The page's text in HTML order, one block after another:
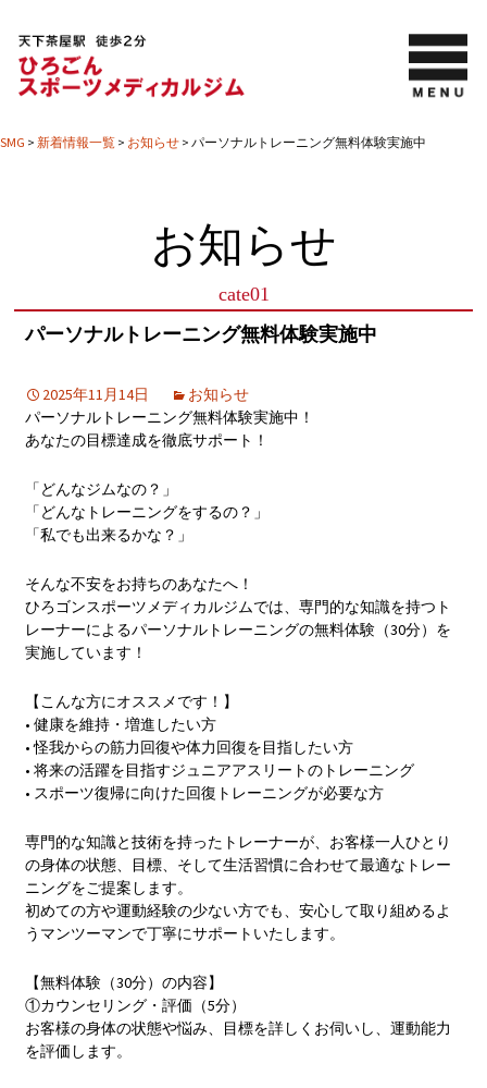
SMG > 新着情報一覧 > お知らせ > パーソナルトレーニング無料体験実施中
お知らせ
cate01
パーソナルトレーニング無料体験実施中
2025年11月14日
お知らせ
パーソナルトレーニング無料体験実施中！
あなたの目標達成を徹底サポート！
「どんなジムなの？」
「どんなトレーニングをするの？」
「私でも出来るかな？」
そんな不安をお持ちのあなたへ！
ひろゴンスポーツメディカルジムでは、専門的な知識を持つト
レーナーによるパーソナルトレーニングの無料体験（30分）を
実施しています！
【こんな方にオススメです！】
• 健康を維持・増進したい方
• 怪我からの筋力回復や体力回復を目指したい方
• 将来の活躍を目指すジュニアアスリートのトレーニング
• スポーツ復帰に向けた回復トレーニングが必要な方
専門的な知識と技術を持ったトレーナーが、お客様一人ひとり
の身体の状態、目標、そして生活習慣に合わせて最適なトレー
ニングをご提案します。
初めての方や運動経験の少ない方でも、安心して取り組めるよ
うマンツーマンで丁寧にサポートいたします。
【無料体験（30分）の内容】
①カウンセリング・評価（5分）
お客様の身体の状態や悩み、目標を詳しくお伺いし、運動能力
を評価します。